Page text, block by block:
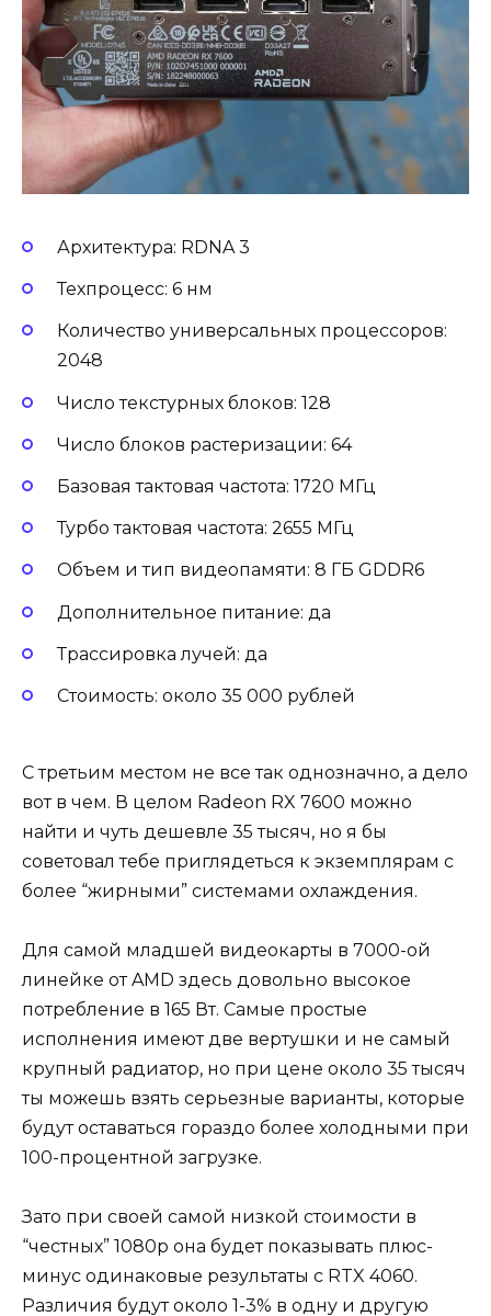
Архитектура: RDNA 3
Техпроцесс: 6 нм
Количество универсальных процессоров:
2048
Число текстурных блоков: 128
Число блоков растеризации: 64
Базовая тактовая частота: 1720 МГц
Турбо тактовая частота: 2655 МГц
Объем и тип видеопамяти: 8 ГБ GDDR6
Дополнительное питание: да
Трассировка лучей: да
Стоимость: около 35 000 рублей
С третьим местом не все так однозначно, а дело
вот в чем. В целом Radeon RX 7600 можно
найти и чуть дешевле 35 тысяч, но я бы
советовал тебе приглядеться к экземплярам с
более “жирными” системами охлаждения.
Для самой младшей видеокарты в 7000-ой
линейке от AMD здесь довольно высокое
потребление в 165 Вт. Самые простые
исполнения имеют две вертушки и не самый
крупный радиатор, но при цене около 35 тысяч
ты можешь взять серьезные варианты, которые
будут оставаться гораздо более холодными при
100-процентной загрузке.
Зато при своей самой низкой стоимости в
“честных” 1080р она будет показывать плюс-
минус одинаковые результаты с RTX 4060.
Различия будут около 1-3% в одну и другую